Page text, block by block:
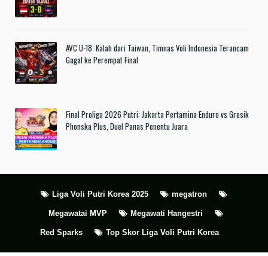
AVC U-18: Kalah dari Taiwan, Timnas Voli Indonesia Terancam
Gagal ke Perempat Final
Final Proliga 2026 Putri: Jakarta Pertamina Enduro vs Gresik
Phonska Plus, Duel Panas Penentu Juara
Liga Voli Putri Korea 2025 megatron
Megawatai MVP Megawati Hangestri
Red Sparks Top Skor Liga Voli Putri Korea